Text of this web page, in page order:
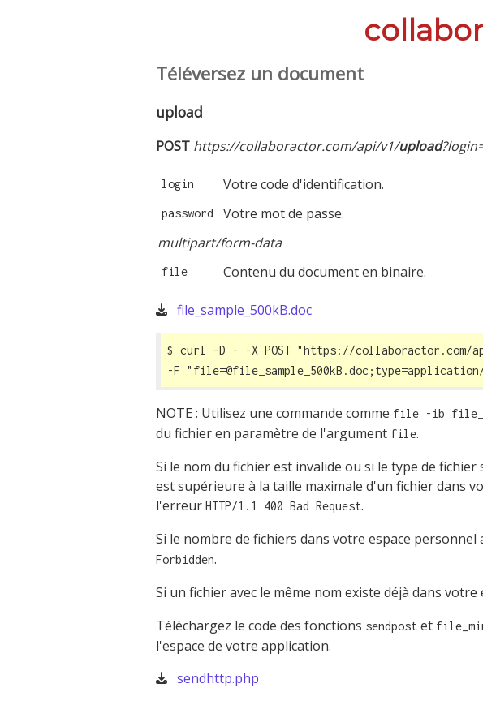
Téléversez un document
upload
POST https://collaboractor.com/api/v1/upload
login Votre code d'identification.
password
Votre mot de passe.
multipart/form-data
file Contenu du document en binaire.
file_sample_500kB.doc
$ curl -D - -X POST "https://collaboractor.com/api/
-F "file=@file_sample_500kB.doc;type=application/
NOTE : Utilisez une commande comme file -ib
du fichier en paramètre de l'argument file.
Si le nom du fichier est invalide ou si le type de
est supérieure à la taille maximale d'un fichier dans
l'erreur HTTP/1.1 400 Bad Request.
Si le nombre de fichiers dans votre espace
Forbidden.
Si un fichier avec le même nom existe déjà dans
Téléchargez le code des fonctions sendpost et
l'espace de votre application.
sendhttp.php